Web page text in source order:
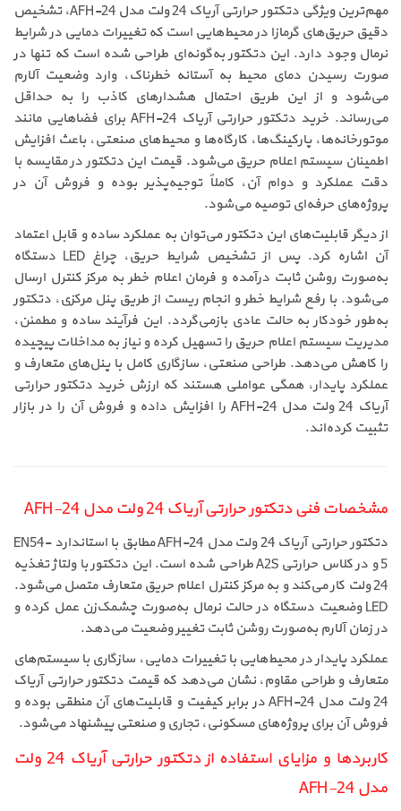
مهم‌ترین ویژگی دتکتور حرارتی آریاک 24 ولت مدل AFH-24، تشخیص
دقیق حریق‌های گرمازا در محیط‌هایی است که تغییرات دمایی در شرایط
نرمال وجود دارد. این دتکتور به‌گونه‌ای طراحی شده است که تنها در
صورت رسیدن دمای محیط به آستانه خطرناک، وارد وضعیت آلارم
می‌شود و از این طریق احتمال هشدارهای کاذب را به حداقل
می‌رساند. خرید دتکتور حرارتی آریاک AFH-24 برای فضاهایی مانند
موتورخانه‌ها، پارکینگ‌ها، کارگاه‌ها و محیط‌های صنعتی، باعث افزایش
اطمینان سیستم اعلام حریق می‌شود. قیمت این دتکتور در مقایسه با
دقت عملکرد و دوام آن، کاملاً توجیه‌پذیر بوده و فروش آن در
پروژه‌های حرفه‌ای توصیه می‌شود.
از دیگر قابلیت‌های این دتکتور می‌توان به عملکرد ساده و قابل اعتماد
آن اشاره کرد. پس از تشخیص شرایط حریق، چراغ LED دستگاه
به‌صورت روشن ثابت درآمده و فرمان اعلام خطر به مرکز کنترل ارسال
می‌شود. با رفع شرایط خطر و انجام ریست از طریق پنل مرکزی، دتکتور
به‌طور خودکار به حالت عادی بازمی‌گردد. این فرآیند ساده و مطمئن،
مدیریت سیستم اعلام حریق را تسهیل کرده و نیاز به مداخلات پیچیده
را کاهش می‌دهد. طراحی صنعتی، سازگاری کامل با پنل‌های متعارف و
عملکرد پایدار، همگی عواملی هستند که ارزش خرید دتکتور حرارتی
آریاک 24 ولت مدل AFH-24 را افزایش داده و فروش آن را در بازار
تثبیت کرده‌اند.
مشخصات فنی دتکتور حرارتی آریاک 24 ولت مدل AFH-24
دتکتور حرارتی آریاک 24 ولت مدل AFH-24 مطابق با استاندارد EN54-
5 و در کلاس حرارتی A2S طراحی شده است. این دتکتور با ولتاژ تغذیه
24 ولت کار می‌کند و به مرکز کنترل اعلام حریق متعارف متصل می‌شود.
LED وضعیت دستگاه در حالت نرمال به‌صورت چشمک‌زن عمل کرده و
در زمان آلارم به‌صورت روشن ثابت تغییر وضعیت می‌دهد.
عملکرد پایدار در محیط‌هایی با تغییرات دمایی، سازگاری با سیستم‌های
متعارف و طراحی مقاوم، نشان می‌دهد که قیمت دتکتور حرارتی آریاک
24 ولت مدل AFH-24 در برابر کیفیت و قابلیت‌های آن منطقی بوده و
فروش آن برای پروژه‌های مسکونی، تجاری و صنعتی پیشنهاد می‌شود.
کاربردها و مزایای استفاده از دتکتور حرارتی آریاک 24 ولت
مدل AFH-24